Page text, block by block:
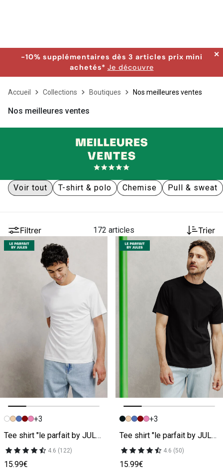
-10% supplémentaires dès 3 articles prix mini
achetés* Je découvre
✕
Accueil Collections Boutiques Nos meilleures ventes
Nos meilleures ventes
Voir tout T-shirt & polo Chemise Pull & sweat
Filtrer 172 articles Trier
Image précédente
Image suivante
+3
Tee shirt "le parfait by JULES"
4.6 (122)
15.99€
Image précédente
Image suivante
+3
Tee shirt "le parfait by JULES"
4.6 (50)
15.99€